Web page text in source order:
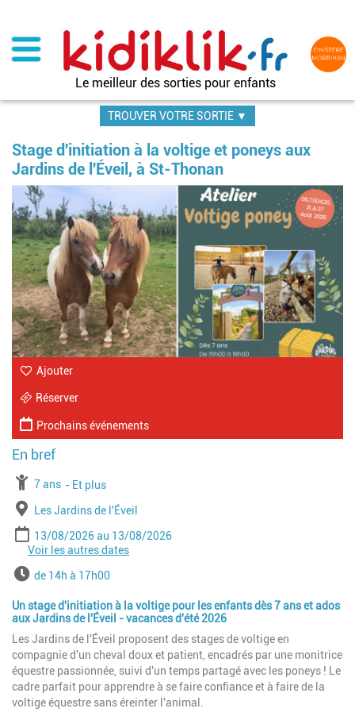
contenu
principal
Le meilleur des sorties pour enfants
TROUVER VOTRE SORTIE ▼
Stage d'initiation à la voltige et poneys aux
Jardins de l'Éveil, à St-Thonan
Ajouter
Réserver
Prochains événements
À partir de
7 ans Jusqu'à l'age de
Et plus
Lieu
Les Jardins de l'Éveil
Période
Date de début
13/08/2026 Date de fin
13/08/2026
Date de début
20/08/2026 Date de fin
20/08/2026
27/08/2026
Voir les autres dates
Horairesde 14h à 17h00
Un stage d'initiation à la voltige pour les enfants dès 7 ans et ados
aux Jardins de l'Éveil - vacances d'été 2026
Les Jardins de l'Éveil proposent des stages de voltige en
compagnie d'un cheval doux et patient, encadrés par une monitrice
équestre passionnée, suivi d'un temps partagé avec les poneys ! Le
cadre parfait pour apprendre à se faire confiance et à faire de la
voltige équestre sans éreinter l'animal.